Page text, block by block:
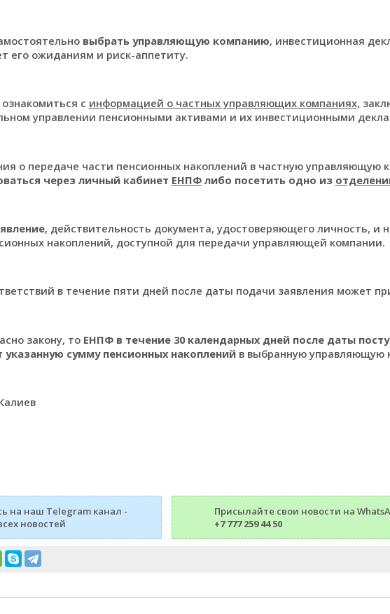
выбрать управляющую компанию, инвестиционная
его ожиданиям и риск-аппетиту.
с информацией о частных управляющих компаниях,
управлении пенсионными активами и их инвестиционными
о передаче части пенсионных накоплений в частную управляющую
через личный кабинет ЕНПФлибо посетить одно из
, действительность документа, удостоверяющего личность, и
накоплений, доступной для передачи управляющей компании.
в течение пяти дней после даты подачи заявления может
закону, то ЕНПФ в течение 30 календарных дней после даты
указанную сумму пенсионных накопленийв выбранную управляющую
на наш Telegram канал -
новостей
Присылайте свои новости на
+7 777 259 44 50